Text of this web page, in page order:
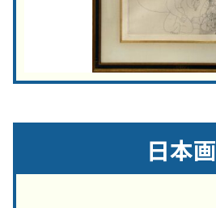
日本画